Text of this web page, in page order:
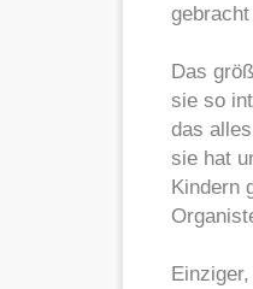
Das
sie so
das
sie hat
Kindern